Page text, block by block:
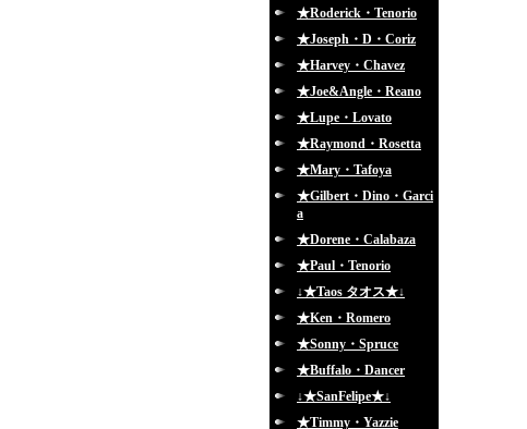
★Roderick・Tenorio
★Joseph・D・Coriz
★Harvey・Chavez
★Joe&Angle・Reano
★Lupe・Lovato
★Raymond・Rosetta
★Mary・Tafoya
★Gilbert・Dino・Garci
a
★Dorene・Calabaza
★Paul・Tenorio
↓★Taos タオス★↓
★Ken・Romero
★Sonny・Spruce
★Buffalo・Dancer
↓★SanFelipe★↓
★Timmy・Yazzie